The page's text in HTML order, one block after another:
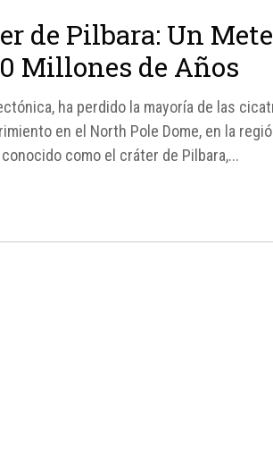
de Pilbara: Un
Millones de Años
ha perdido la mayoría de las
en el North Pole Dome, en la
como el cráter de Pilbara,...